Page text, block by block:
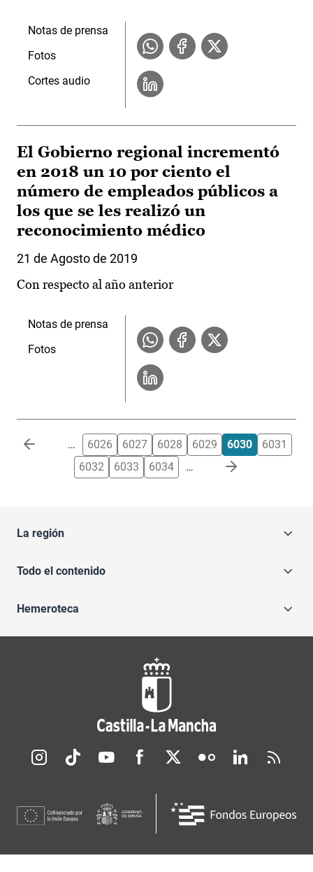
Notas de prensa
Fotos
Cortes audio
El Gobierno regional incrementó
en 2018 un 10 por ciento el
número de empleados públicos a
los que se les realizó un
reconocimiento médico
21 de Agosto de 2019
Con respecto al año anterior
Notas de prensa
Fotos
Paginación … 6026 6027 6028 6029 6030
6031
6032
6033 6034 …
La región
Todo el contenido
Hemeroteca
Redes sociales JCCM